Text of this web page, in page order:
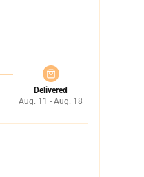
Delivered
Aug. 11 - Aug. 18